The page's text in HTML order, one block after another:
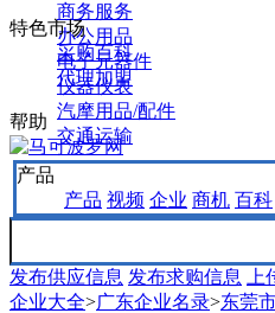
商务服务
办公用品
电子元器件
仪器仪表
汽摩用品/配件
交通运输
特色市场
采购百科
代理加盟
帮助
产品
产品 视频 企业 商机 百科
发布供应信息 发布求购信息
企业大全>广东企业名录>东莞